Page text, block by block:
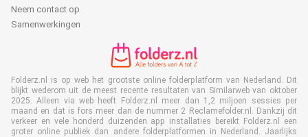
Neem contact op
Samenwerkingen
Folderz.nl is op web het grootste online folderplatform van Nederland. Dit
blijkt wederom uit de meest recente resultaten van Similarweb van oktober
2025. Alleen via web heeft Folderz.nl meer dan 1,2 miljoen sessies per
maand en dat is fors meer dan de nummer 2 Reclamefolder.nl. Dankzij dit
verkeer en vele honderd duizenden app installaties bereikt Folderz.nl een
groter online publiek dan andere folderplatformen in Nederland. Jaarlijks